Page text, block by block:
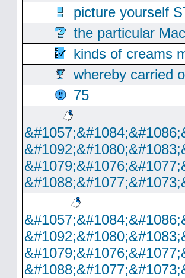
picture yourself
the particular
kinds of creams
whereby carried
75